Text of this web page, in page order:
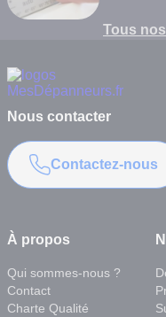
Tous
À propos
Qui sommes-nous ?
Contact
Charte Qualité
Nous contacter
Contactez-nous